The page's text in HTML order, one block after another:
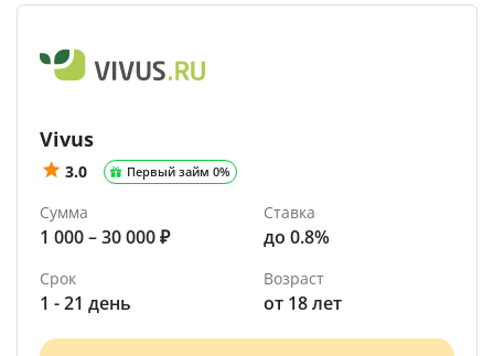
Vivus
3.0 Первый займ 0%
Сумма
1 000 – 30 000 ₽
Ставка
до 0.8%
Срок
1 - 21 день
Возраст
от 18 лет